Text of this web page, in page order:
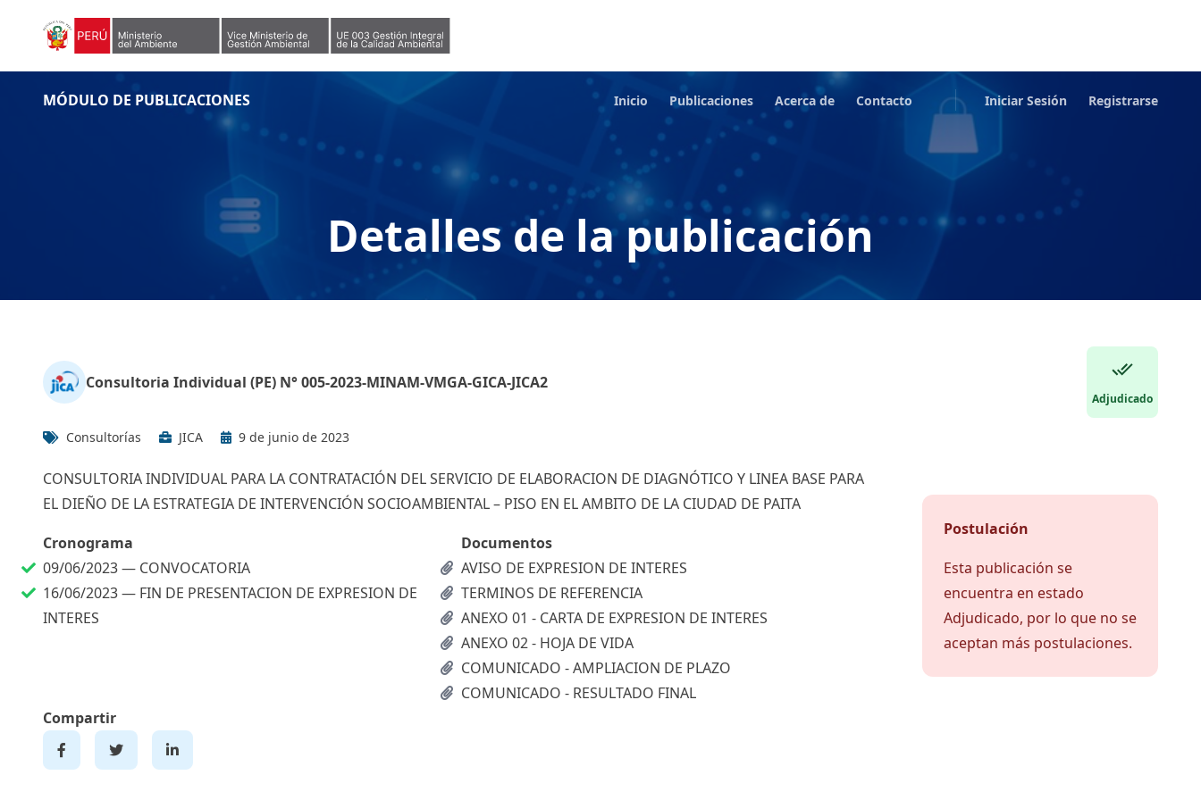
MÓDULO DE PUBLICACIONES Inicio Publicaciones Acerca de Contacto Iniciar Sesión Registrarse
Detalles de la publicación
Consultoria Individual (PE) N° 005-2023-MINAM-VMGA-GICA-JICA2
Adjudicado
Consultorías JICA 9 de junio de 2023
CONSULTORIA INDIVIDUAL PARA LA CONTRATACIÓN DEL SERVICIO DE ELABORACION DE DIAGNÓTICO Y LINEA BASE PARA
EL DIEÑO DE LA ESTRATEGIA DE INTERVENCIÓN SOCIOAMBIENTAL – PISO EN EL AMBITO DE LA CIUDAD DE PAITA
Cronograma
09/06/2023 — CONVOCATORIA
16/06/2023 — FIN DE PRESENTACION DE EXPRESION DE
INTERES
Documentos
AVISO DE EXPRESION DE INTERES
TERMINOS DE REFERENCIA
ANEXO 01 - CARTA DE EXPRESION DE INTERES
ANEXO 02 - HOJA DE VIDA
COMUNICADO - AMPLIACION DE PLAZO
COMUNICADO - RESULTADO FINAL
Compartir
Postulación
Esta publicación se
encuentra en estado
Adjudicado, por lo que no se
aceptan más postulaciones.